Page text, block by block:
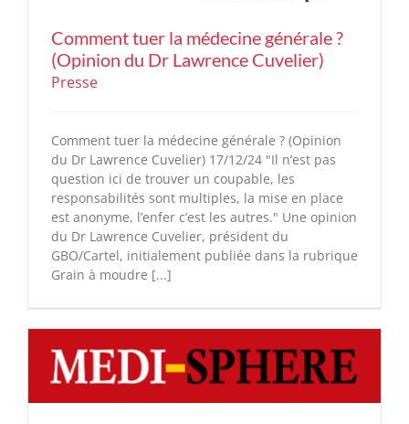
Comment tuer la médecine générale ?
(Opinion du Dr Lawrence Cuvelier)
Presse
Comment tuer la médecine générale ? (Opinion
du Dr Lawrence Cuvelier) 17/12/24 "Il n’est pas
question ici de trouver un coupable, les
responsabilités sont multiples, la mise en place
est anonyme, l’enfer c’est les autres." Une opinion
du Dr Lawrence Cuvelier, président du
GBO/Cartel, initialement publiée dans la rubrique
Grain à moudre [...]